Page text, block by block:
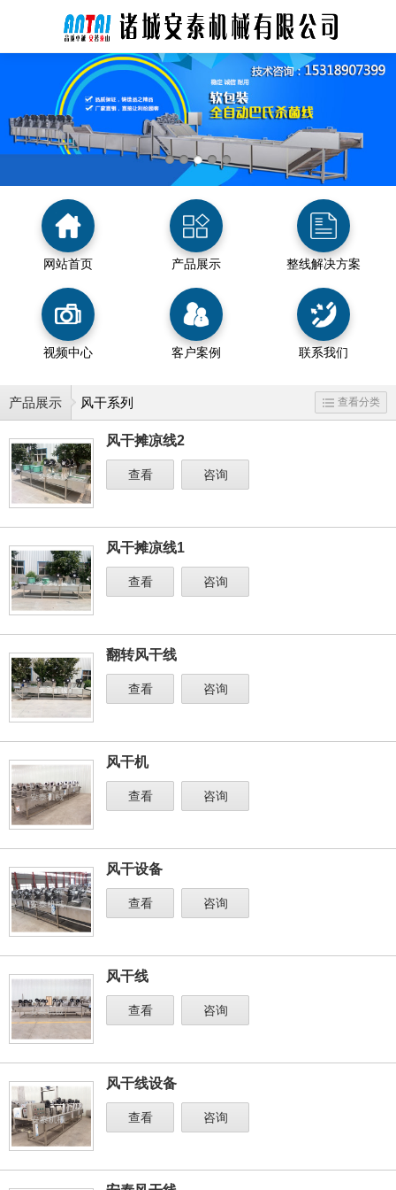
网站首页 产品展示 整线解决方案
视频中心 客户案例 联系我们
产品展示 风干系列 查看分类
风干摊凉线2
查看 咨询
风干摊凉线1
查看 咨询
翻转风干线
查看 咨询
风干机
查看 咨询
风干设备
查看 咨询
风干线
查看 咨询
风干线设备
查看 咨询